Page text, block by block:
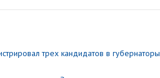
трех кандидатов в губернаторы